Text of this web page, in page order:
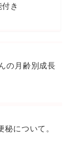
き
の月齢別成長
について。